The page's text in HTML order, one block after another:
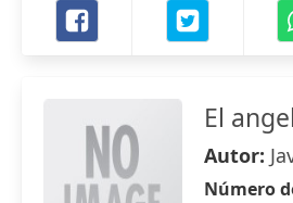
El
Autor:
Número